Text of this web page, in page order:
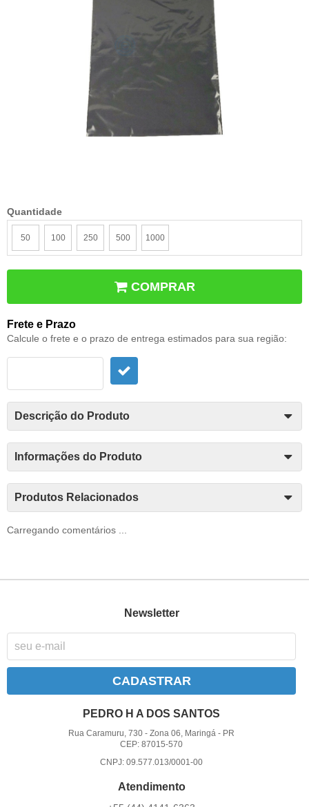
Quantidade
50 100 250 500 1000
COMPRAR
Frete e Prazo
Calcule o frete e o prazo de entrega estimados para sua região:
Descrição do Produto
Informações do Produto
Produtos Relacionados
Carregando comentários ...
Newsletter
CADASTRAR
PEDRO H A DOS SANTOS
Rua Caramuru, 730 -Zona 06, Maringá - PR
CEP: 87015-570
CNPJ: 09.577.013/0001-00
Atendimento